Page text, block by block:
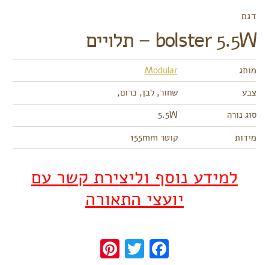
דגם
bolster 5.5W – תלויים
מותג
Modular
צבע
שחור, לבן, כרום,
סוג נורה
5.5W
מידות
קוטר 155mm
למידע נוסף וליצירת קשר עם
יועצי התאורה
Facebook
Twitter
Pinterest